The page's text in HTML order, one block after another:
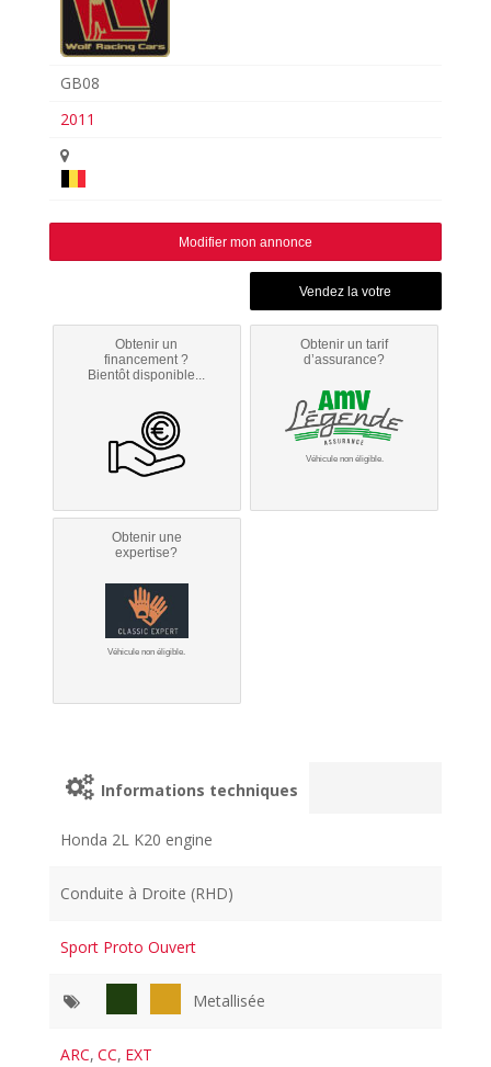
GB08
2011
Modifier mon annonce
Obtenir un
financement ?
Bientôt disponible...
Obtenir un tarif
d’assurance?
Véhicule non éligible.
Obtenir une
expertise?
Véhicule non éligible.
Informations techniques
Honda 2L K20 engine
Conduite à Droite (RHD)
Sport Proto Ouvert
Metallisée
ARC, CC, EXT